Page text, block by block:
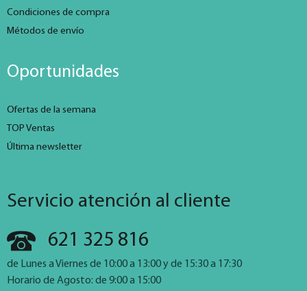
Condiciones de compra
Métodos de envío
Oportunidades
Ofertas de la semana
TOP Ventas
Última newsletter
Servicio atención al cliente
621 325 816
de Lunes a Viernes de 10:00 a 13:00 y de 15:30 a 17:30
Horario de Agosto: de 9:00 a 15:00